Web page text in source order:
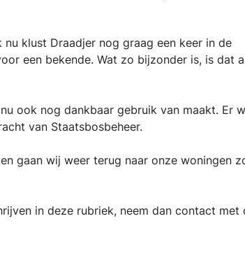
klust Draadjer nog graag een keer in de
een bekende. Wat zo bijzonder is, is dat
ook nog dankbaar gebruik van maakt. Er
van Staatsbosbeheer.
gaan wij weer terug naar onze woningen
in deze rubriek, neem dan contact met